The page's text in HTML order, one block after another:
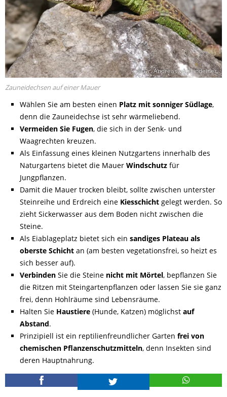
© Dr. Andreas von Lindeiner
Zauneidechsen auf einer Mauer
Wählen Sie am besten einen Platz mit sonniger Südlage,
denn die Zauneidechse ist sehr wärmeliebend.
Vermeiden Sie Fugen, die sich in der Senk- und
Waagrechten kreuzen.
Als Einfassung eines kleinen Nutzgartens innerhalb des
Naturgartens bietet die Mauer Windschutz für
Jungpflanzen.
Damit die Mauer trocken bleibt, sollte zwischen unterster
Steinreihe und Erdreich eine Kiesschicht gelegt werden. So
zieht Sickerwasser aus dem Boden nicht zwischen die
Steine.
Als Eiablageplatz bietet sich ein sandiges Plateau als
oberste Schichtan (am besten vegetationsfrei, so heizt es
sich besser auf).
VerbindenSie die Steine nicht mit Mörtel, bepflanzen Sie
die Ritzen mit Steingartenpflanzen oder lassen Sie sie ganz
frei, denn Hohlräume sind Lebensräume.
Halten Sie Haustiere(Hunde, Katzen) möglichst auf
Abstand.
Prinzipiell ist ein reptilienfreundlicher Garten frei von
chemischen Pflanzenschutzmitteln, denn Insekten sind
deren Hauptnahrung.